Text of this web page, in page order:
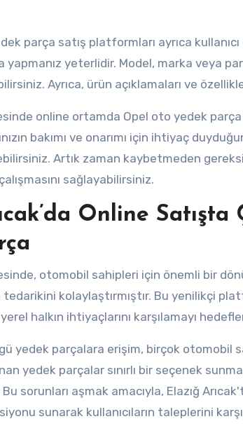
parça satış platformları ayrıca
yeterlidir. Model, marka veya
Ayrıca, ürün açıklamaları ve
online ortamda Opel oto yedek
bakımı ve onarımı için ihtiyaç
Artık zaman kaybetmeden
sağlayabilirsiniz.
Online
otomobil sahipleri için önemli bir
tedarikini kolaylaştırmıştır. Bu yenilikçi
halkın ihtiyaçlarını karşılamayı
yedek parçalara erişim, birçok otomobil
yedek parçalar sınırlı bir seçenek
sorunları aşmak amacıyla, Elazığ
sunarak kullanıcıların taleplerini